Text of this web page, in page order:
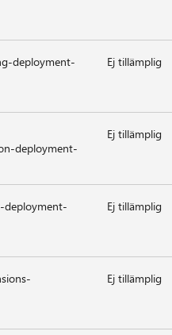
deployment-
Ej tillämplig
deployment-
Ej tillämplig
deployment-
Ej tillämplig
Ej tillämplig